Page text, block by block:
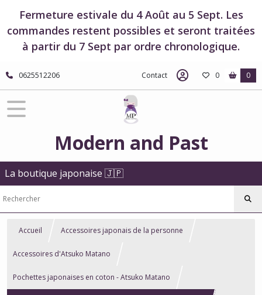
Fermeture estivale du 4 Août au 5 Sept. Les
commandes restent possibles et seront traitées
à partir du 7 Sept par ordre chronologique.
0625512206 Contact 0 0
Modern and Past
La boutique japonaise 🇯🇵
Accueil Accessoires japonais de la personne
Accessoires d'Atsuko Matano
Pochettes japonaises en coton - Atsuko Matano